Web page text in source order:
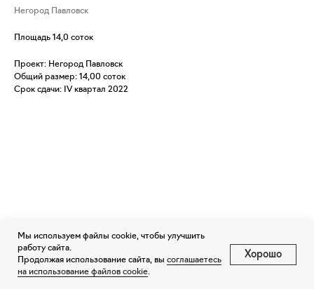
Негород Павловск
Площадь 14,0 соток
Проект: Негород Павловск
Общий размер: 14,00 соток
Срок сдачи: IV квартал 2022
Мы используем файлы cookie, чтобы улучшить
работу сайта.
Продолжая использование сайта, вы соглашаетесь
на использование файлов cookie.
Хорошо